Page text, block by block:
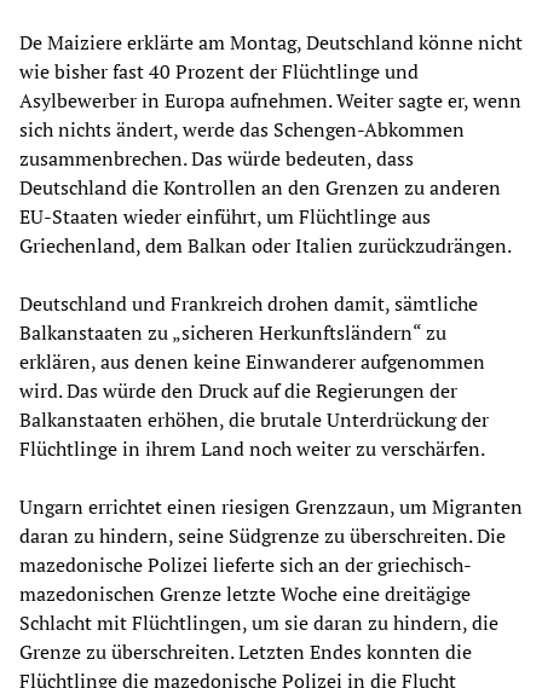
De Maiziere erklärte am Montag, Deutschland könne nicht
wie bisher fast 40 Prozent der Flüchtlinge und
Asylbewerber in Europa aufnehmen. Weiter sagte er, wenn
sich nichts ändert, werde das Schengen-Abkommen
zusammenbrechen. Das würde bedeuten, dass
Deutschland die Kontrollen an den Grenzen zu anderen
EU-Staaten wieder einführt, um Flüchtlinge aus
Griechenland, dem Balkan oder Italien zurückzudrängen.
Deutschland und Frankreich drohen damit, sämtliche
Balkanstaaten zu „sicheren Herkunftsländern“ zu
erklären, aus denen keine Einwanderer aufgenommen
wird. Das würde den Druck auf die Regierungen der
Balkanstaaten erhöhen, die brutale Unterdrückung der
Flüchtlinge in ihrem Land noch weiter zu verschärfen.
Ungarn errichtet einen riesigen Grenzzaun, um Migranten
daran zu hindern, seine Südgrenze zu überschreiten. Die
mazedonische Polizei lieferte sich an der griechisch-
mazedonischen Grenze letzte Woche eine dreitägige
Schlacht mit Flüchtlingen, um sie daran zu hindern, die
Grenze zu überschreiten. Letzten Endes konnten die
Flüchtlinge die mazedonische Polizei in die Flucht